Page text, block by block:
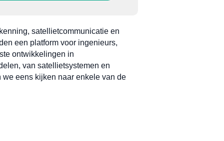
satellietcommunicatie en
een platform voor ingenieurs,
ontwikkelingen in
van satellietsystemen en
eens kijken naar enkele van de